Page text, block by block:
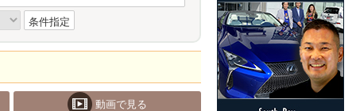
条件指定
動画で見る